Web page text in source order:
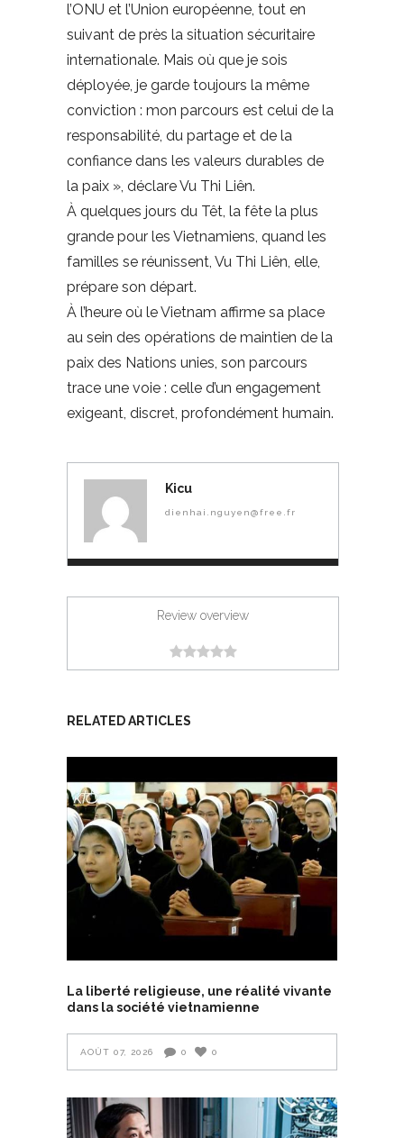
l’ONU et l’Union européenne, tout en
suivant de près la situation sécuritaire
internationale. Mais où que je sois
déployée, je garde toujours la même
conviction : mon parcours est celui de la
responsabilité, du partage et de la
confiance dans les valeurs durables de
la paix », déclare Vu Thi Liên.
À quelques jours du Têt, la fête la plus
grande pour les Vietnamiens, quand les
familles se réunissent, Vu Thi Liên, elle,
prépare son départ.
À l’heure où le Vietnam affirme sa place
au sein des opérations de maintien de la
paix des Nations unies, son parcours
trace une voie : celle d’un engagement
exigeant, discret, profondément humain.
Kicu
dienhai.nguyen@free.fr
Review overview
RELATED ARTICLES
La liberté religieuse, une réalité vivante
dans la société vietnamienne
AOÛT 07, 2026 0 0